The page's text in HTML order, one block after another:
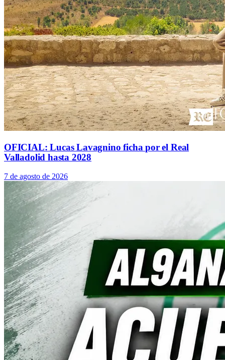
OFICIAL: Lucas Lavagnino ficha por el Real
Valladolid hasta 2028
7 de agosto de 2026